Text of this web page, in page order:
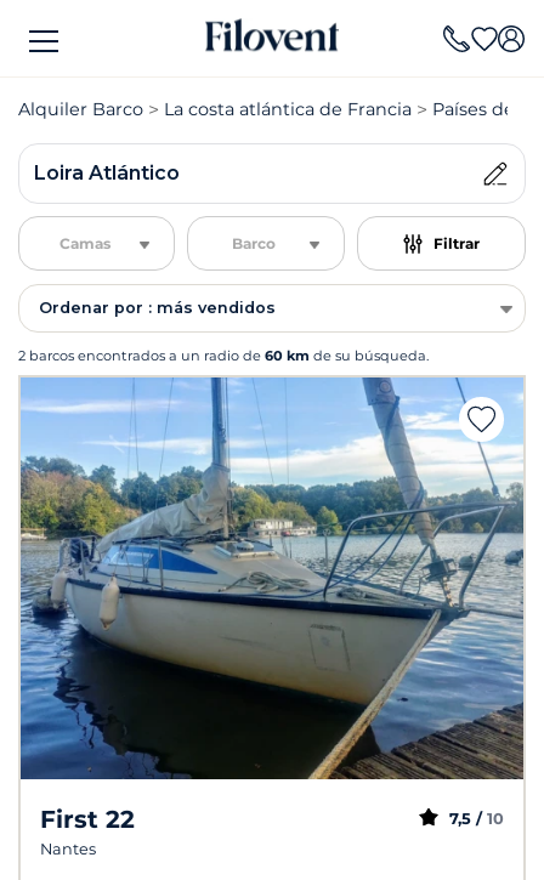
Alquiler Barco La costa atlántica de Francia Países del
Loira Atlántico
Camas Barco Filtrar
Ordenar por : más vendidos
2 barcos encontrados a un radio de 60 km de su búsqueda.
First 22
Nantes
7,5 / 10